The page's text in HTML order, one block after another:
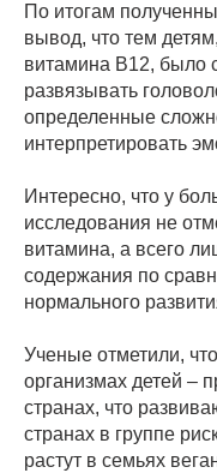
По итогам
вывод, что тем
витамина В12, было
развязывать
определенные
интерпретировать
Интересно, что у
исследования не
витамина, а всего
содержания по
нормального
Ученые отметили,
организмах детей –
странах, что
странах в группе
растут в семьях